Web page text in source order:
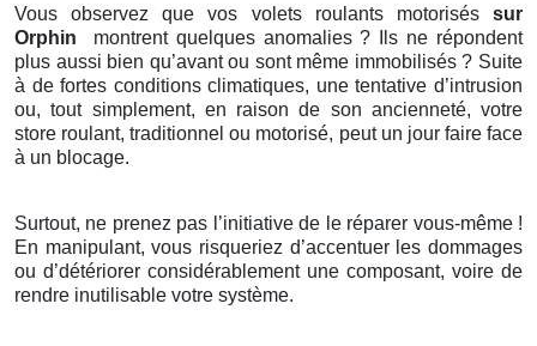
Vous observez que vos volets roulants motorisés sur
Orphin
montrent quelques anomalies ? Ils ne répondent
plus aussi bien qu’avant ou sont même immobilisés ? Suite
à de fortes conditions climatiques, une tentative d’intrusion
ou, tout simplement, en raison de son ancienneté, votre
store roulant, traditionnel ou motorisé, peut un jour faire face
à un blocage.
Surtout, ne prenez pas l’initiative de le réparer vous-même !
En manipulant, vous risqueriez d’accentuer les dommages
ou d’détériorer considérablement une composant, voire de
rendre inutilisable votre système.